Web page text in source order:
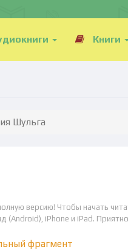
Книги
Шульга
версию! Чтобы начать
(Android), iPhone и iPad.
фрагмент